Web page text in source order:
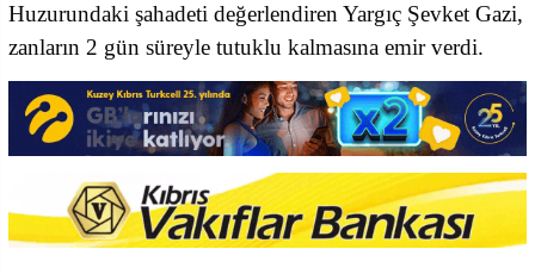
Huzurundaki şahadeti değerlendiren Yargıç Şevket Gazi,
zanların 2 gün süreyle tutuklu kalmasına emir verdi.